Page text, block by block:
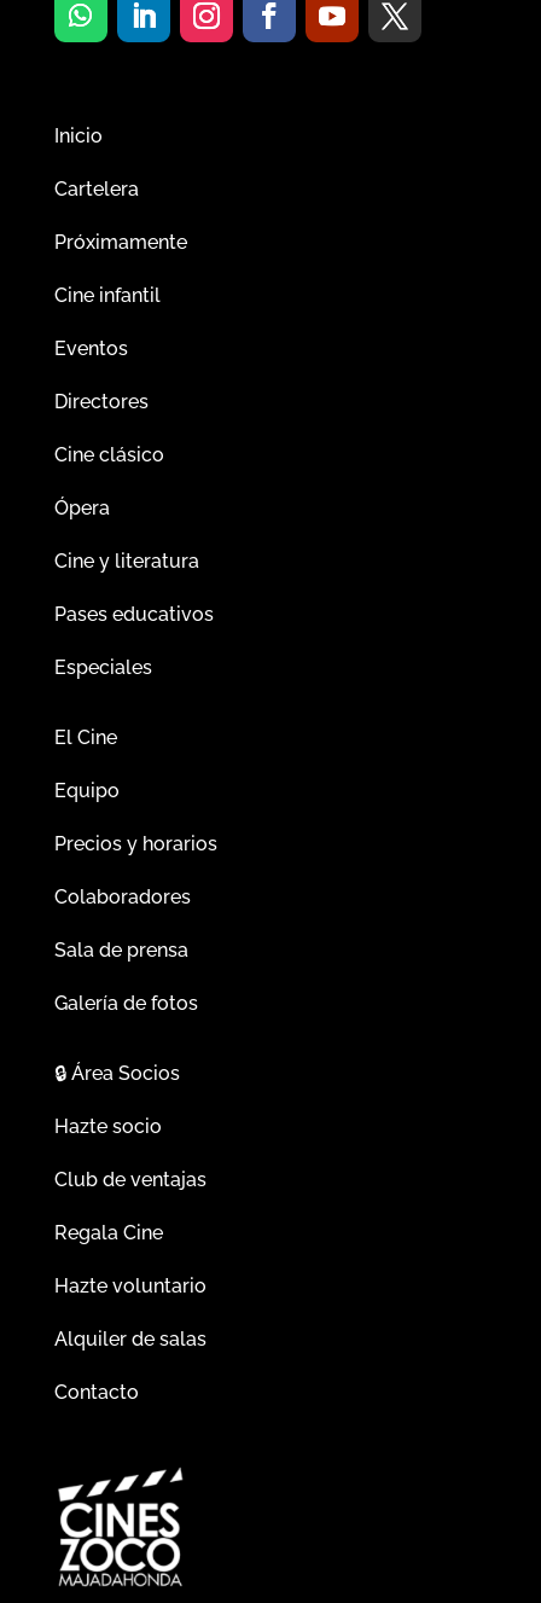
Inicio
Cartelera
Próximamente
Cine infantil
Eventos
Directores
Cine clásico
Ópera
Cine y literatura
Pases educativos
Especiales
El Cine
Equipo
Precios y horarios
Colaboradores
Sala de prensa
Galería de fotos
🔒Área Socios
Hazte socio
Club de ventajas
Regala Cine
Hazte voluntario
Alquiler de salas
Contacto